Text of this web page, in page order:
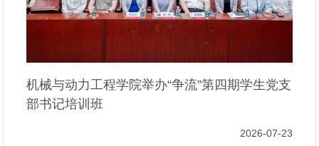
机械与动力工程学院举办“争流”第四期学生党支
部书记培训班
2026-07-23